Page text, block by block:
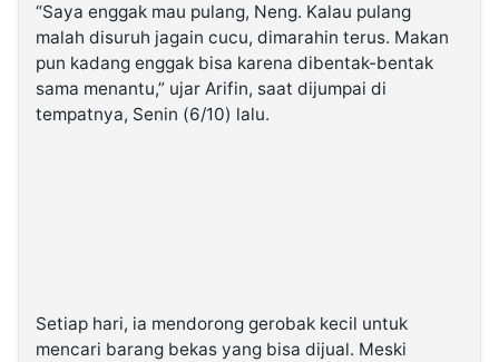
“Saya enggak mau pulang, Neng. Kalau pulang
malah disuruh jagain cucu, dimarahin terus. Makan
pun kadang enggak bisa karena dibentak-bentak
sama menantu,” ujar Arifin, saat dijumpai di
tempatnya, Senin (6/10) lalu.
Setiap hari, ia mendorong gerobak kecil untuk
mencari barang bekas yang bisa dijual. Meski